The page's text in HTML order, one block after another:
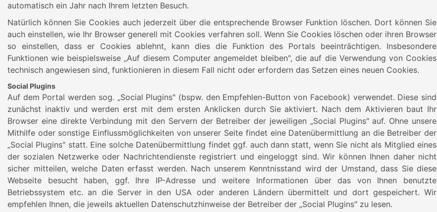
automatisch ein Jahr nach Ihrem letzten Besuch.
Natürlich können Sie Cookies auch jederzeit über die entsprechende Browser Funktion löschen. Dort können Sie
auch einstellen, wie Ihr Browser generell mit Cookies verfahren soll. Wenn Sie Cookies löschen oder ihren Browser
so einstellen, dass er Cookies ablehnt, kann dies die Funktion des Portals beeinträchtigen. Insbesondere
Funktionen wie beispielsweise „Auf diesem Computer angemeldet bleiben", die auf die Verwendung von Cookies
technisch angewiesen sind, funktionieren in diesem Fall nicht oder erfordern das Setzen eines neuen Cookies.
Social Plugins
Auf dem Portal werden sog. „Social Plugins" (bspw. den Empfehlen-Button von Facebook) verwendet. Diese sind
zunächst inaktiv und werden erst mit dem ersten Anklicken durch Sie aktiviert. Nach dem Aktivieren baut Ihr
Browser eine direkte Verbindung mit den Servern der Betreiber der jeweiligen „Social Plugins" auf. Ohne unsere
Mithilfe oder sonstige Einflussmöglichkeiten von unserer Seite findet eine Datenübermittlung an die Betreiber der
„Social Plugins" statt. Eine solche Datenübermittlung findet ggf. auch dann statt, wenn Sie nicht als Mitglied eines
der sozialen Netzwerke oder Nachrichtendienste registriert und eingeloggt sind. Wir können Ihnen daher nicht
sicher mitteilen, welche Daten erfasst werden. Nach unserem Kenntnisstand wird der Umstand, dass Sie diese
Webseite besucht haben, ggf. Ihre IP-Adresse und weitere Informationen über das von Ihnen benutzte
Betriebssystem etc. an die Server in den USA oder anderen Ländern übermittelt und dort gespeichert. Wir
empfehlen Ihnen, die jeweils aktuellen Datenschutzhinweise der Betreiber der „Social Plugins" zu lesen.